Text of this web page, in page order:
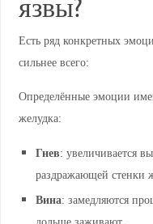
язвы?
Есть ряд конкретных
сильнее всего:
Определённые эмоции
желудка:
Гнев: увеличивается
раздражающей стенки
Вина: замедляются